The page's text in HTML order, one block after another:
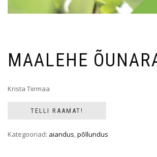
MAALEHE
Krista Tiirmaa
TELLI RAAMAT!
Kategooriad: aiandus,põllundus